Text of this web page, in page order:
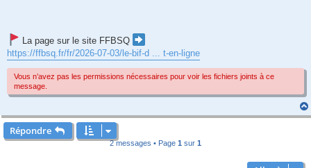
La page sur le site FFBSQ
https://ffbsq.fr/fr/2026-07-03/le-bif-d ... t-en-ligne
Vous n’avez pas les permissions nécessaires pour voir les fichiers joints à ce
message.
Répondre
2 messages • Page 1 sur 1